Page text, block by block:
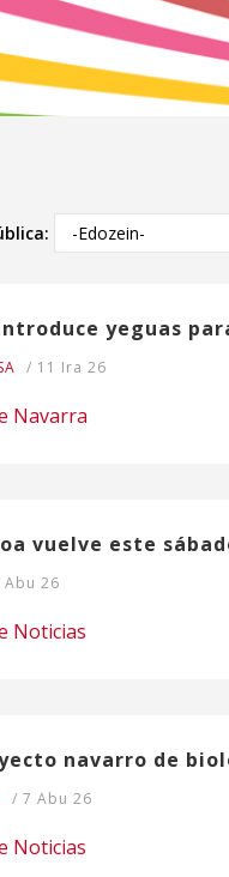
yeguas
/ 11 Ira 26
Navarra
vuelve este
Abu 26
Noticias
navarro de
/ 7 Abu 26
Noticias